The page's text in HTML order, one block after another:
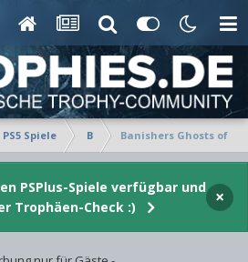
PS5 Spiele B Banishers Ghosts of
PSPlus-Spiele verfügbar und
Trophäen-Check :)
×